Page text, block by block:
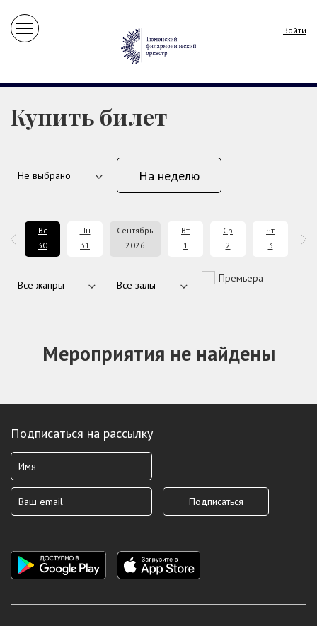
Войти
Купить билет
На неделю
Вс
30
Пн
31
Сентябрь
2026
Вт
1
Ср
2
Чт
3
Премьера
Мероприятия не найдены
Подписаться на рассылку